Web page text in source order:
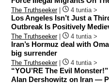
The Truthseeker| 4 tuntia >
Los Angeles Isn’t Just a
Outbreak Is Positively
The Truthseeker| 4 tuntia >
Iran’s Hormuz deal with
big surrender
The Truthseeker| 4 tuntia >
“YOU’RE The Evil
Alan Dershowitz on Iran —